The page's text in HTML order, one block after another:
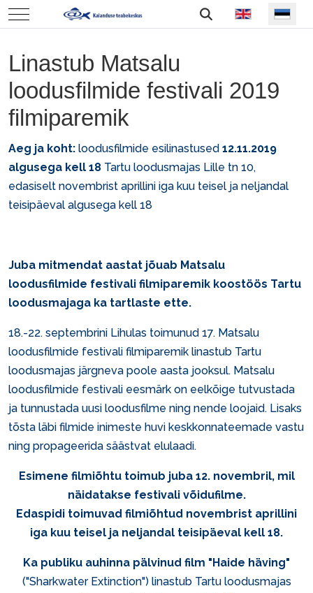
Mobile Menu Toggle Vali keel
Linastub Matsalu
loodusfilmide festivali 2019
filmiparemik
Aeg ja koht: loodusfilmide esilinastused 12.11.2019
algusega kell 18 Tartu loodusmajas Lille tn 10,
edasiselt novembrist aprillini iga kuu teisel ja neljandal
teisipäeval algusega kell 18
Juba mitmendat aastat jõuab Matsalu
loodusfilmide festivali filmiparemik koostöös Tartu
loodusmajaga ka tartlaste ette.
18.-22. septembrini Lihulas toimunud 17. Matsalu
loodusfilmide festivali filmiparemik linastub Tartu
loodusmajas järgneva poole aasta jooksul. Matsalu
loodusfilmide festivali eesmärk on eelkõige tutvustada
ja tunnustada uusi loodusfilme ning nende loojaid. Lisaks
tõsta läbi filmide inimeste huvi keskkonnateemade vastu
ning propageerida säästvat elulaadi.
Esimene filmiõhtu toimub juba 12. novembril, mil
näidatakse festivali võidufilme.
Edaspidi toimuvad filmiõhtud novembrist aprillini
iga kuu teisel ja neljandal teisipäeval kell 18.
Ka publiku auhinna pälvinud film "Haide häving"
("Sharkwater Extinction") linastub Tartu loodusmajas